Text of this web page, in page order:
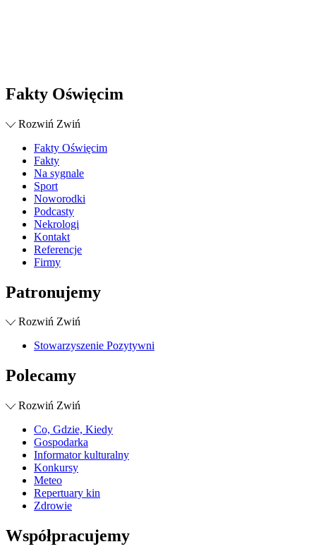
Fakty Oświęcim
Rozwiń Zwiń
Fakty Oświęcim
Fakty
Na sygnale
Sport
Noworodki
Podcasty
Nekrologi
Kontakt
Referencje
Firmy
Patronujemy
Rozwiń Zwiń
Stowarzyszenie Pozytywni
Polecamy
Rozwiń Zwiń
Co, Gdzie, Kiedy
Gospodarka
Informator kulturalny
Konkursy
Meteo
Repertuary kin
Zdrowie
Współpracujemy